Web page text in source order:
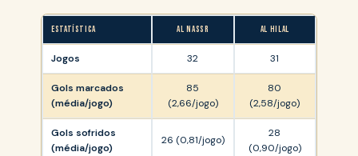
ESTATÍSTICA AL NASSR AL HILAL
Jogos 32 31
Gols marcados
(média/jogo)
85
(2,66/jogo)
80
(2,58/jogo)
Gols sofridos
(média/jogo)
26 (0,81/jogo)
28
(0,90/jogo)